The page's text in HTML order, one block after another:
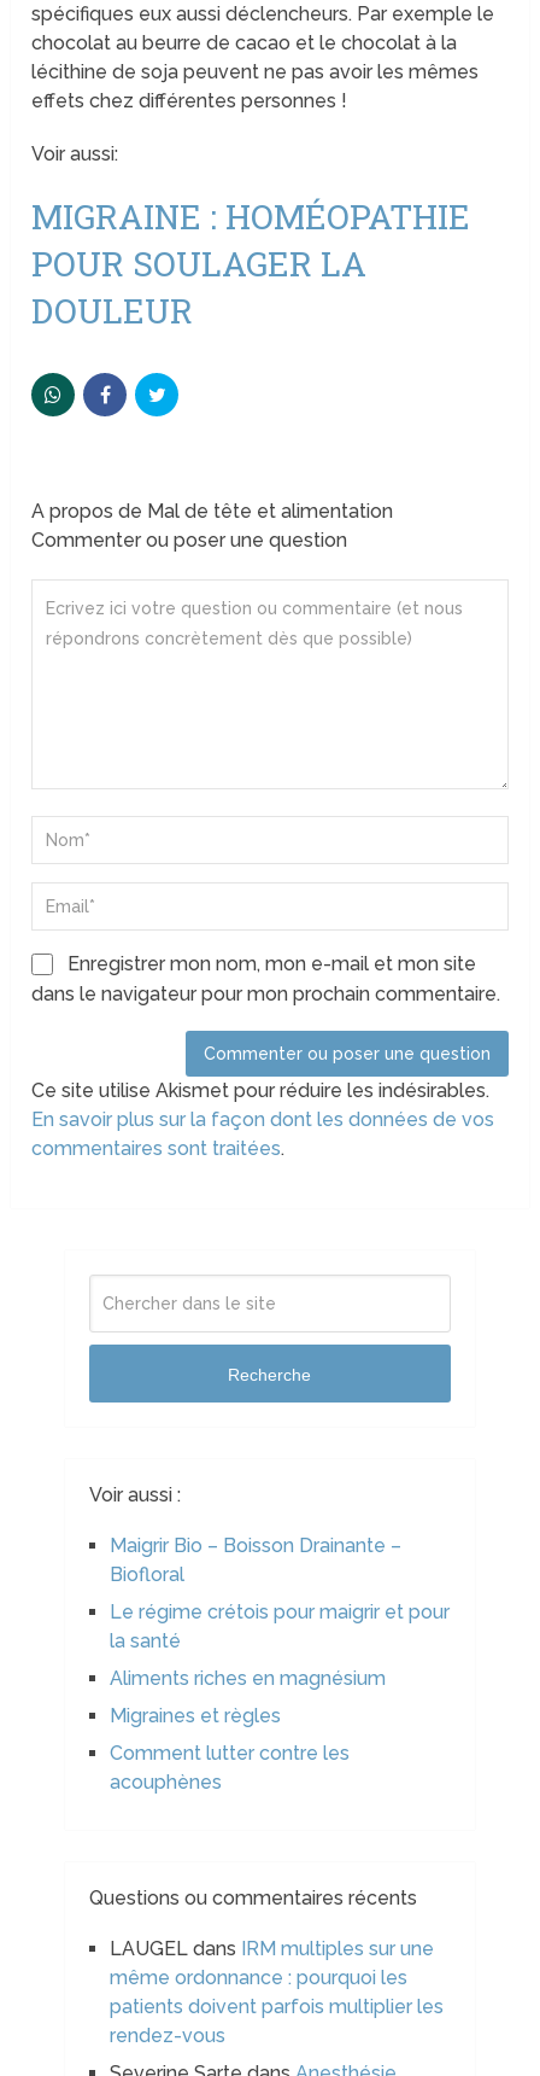
spécifiques eux aussi déclencheurs. Par exemple le
chocolat au beurre de cacao et le chocolat à la
lécithine de soja peuvent ne pas avoir les mêmes
effets chez différentes personnes !
Voir aussi:
MIGRAINE : HOMÉOPATHIE
POUR SOULAGER LA
DOULEUR
A propos de Mal de tête et alimentation
Commenter ou poser une question
Enregistrer mon nom, mon e-mail et mon site
dans le navigateur pour mon prochain commentaire.
Ce site utilise Akismet pour réduire les indésirables.
En savoir plus sur la façon dont les données de vos
commentaires sont traitées.
Recherche
Voir aussi :
Maigrir Bio – Boisson Drainante –
Biofloral
Le régime crétois pour maigrir et pour
la santé
Aliments riches en magnésium
Migraines et règles
Comment lutter contre les
acouphènes
Questions ou commentaires récents
LAUGELdans
IRM multiples sur une
même ordonnance : pourquoi les
patients doivent parfois multiplier les
rendez-vous